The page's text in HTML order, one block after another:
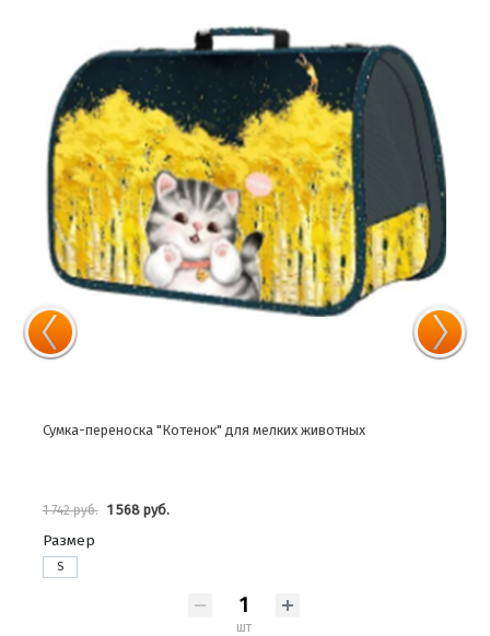
Сумка-переноска "Котенок" для мелких животных
1 742 руб. 1 568 руб.
Размер
S
шт